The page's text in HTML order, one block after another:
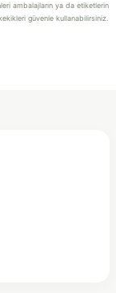
ambalajların ya da etiketlerin
güvenle kullanabilirsiniz.